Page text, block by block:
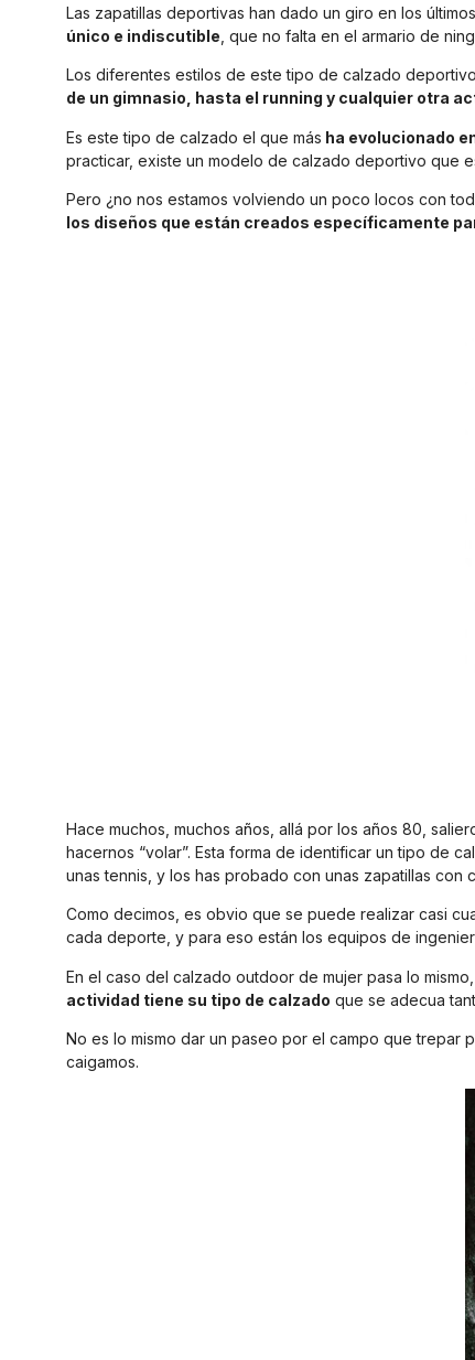
Las zapatillas deportivas han dado un giro en los
único e indiscutible , que no falta en el armario de
Los diferentes estilos de este tipo de calzado
de un gimnasio, hasta el running y cualquier otra
Es este tipo de calzado el que más ha evolucionado
practicar, existe un modelo de calzado deportivo que
Pero ¿no nos estamos volviendo un poco locos con
los diseños que están creados específicamente
Hace muchos, muchos años, allá por los años 80,
hacernos “volar”. Esta forma de identificar un tipo de
unas tennis, y los has probado con unas zapatillas
Como decimos, es obvio que se puede realizar casi
cada deporte, y para eso están los equipos de
En el caso del calzado outdoor de mujer pasa lo
actividad tiene su tipo de calzado que se adecua
No es lo mismo dar un paseo por el campo que
caigamos.